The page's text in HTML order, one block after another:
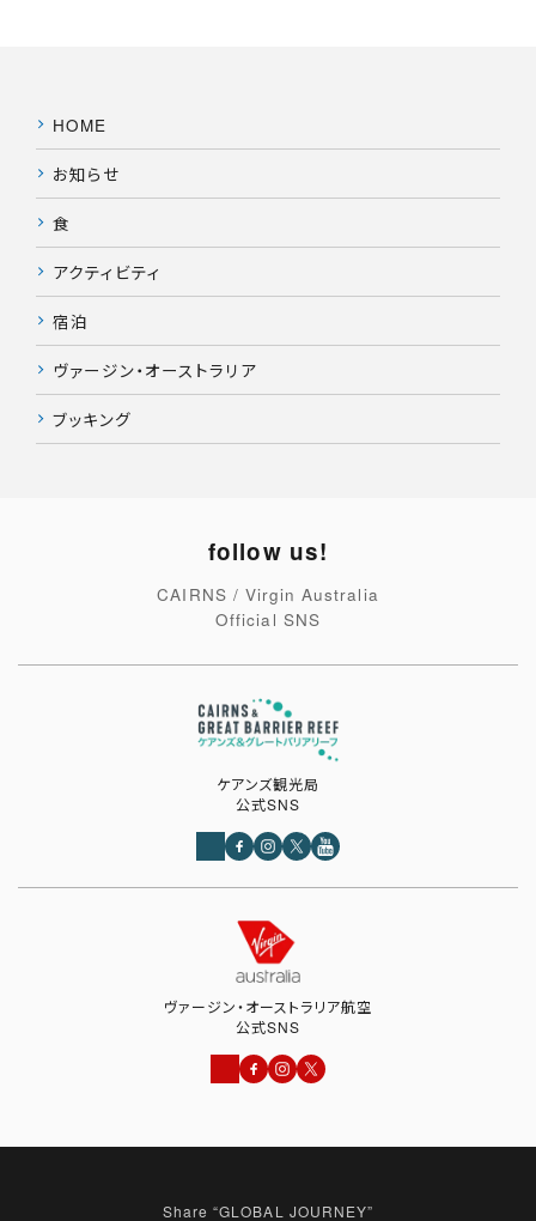
HOME
お知らせ
食
アクティビティ
宿泊
ヴァージン・オーストラリア
ブッキング
follow us!
CAIRNS / Virgin Australia
Official SNS
ケアンズ観光局
公式SNS
ヴァージン・オーストラリア航空
公式SNS